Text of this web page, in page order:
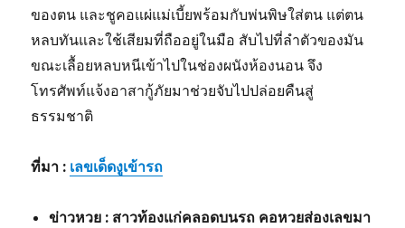
ของตน และชูคอแผ่แม่เบี้ยพร้อมกับพ่นพิษใส่ตน แต่ตน
หลบทันและใช้เสียมที่ถืออยู่ในมือ สับไปที่ลำตัวของมัน
ขณะเลื้อยหลบหนีเข้าไปในช่องผนังห้องนอน จึง
โทรศัพท์แจ้งอาสากู้ภัยมาช่วยจับไปปล่อยคืนสู่
ธรรมชาติ
ที่มา : เลขเด็ดงูเข้ารถ
ข่าวหวย : สาวท้องแก่คลอดบนรถ คอหวยส่องเลขมา